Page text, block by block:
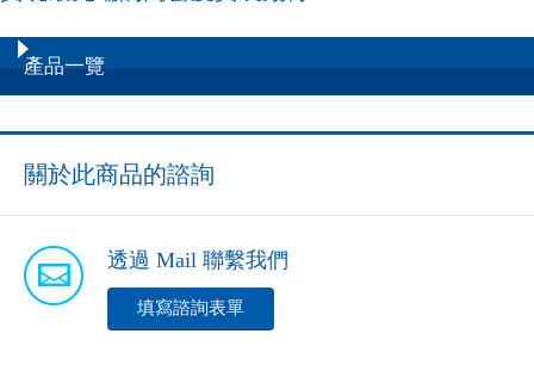
產品一覽
關於此商品的諮詢
透過 Mail 聯繫我們
填寫諮詢表單